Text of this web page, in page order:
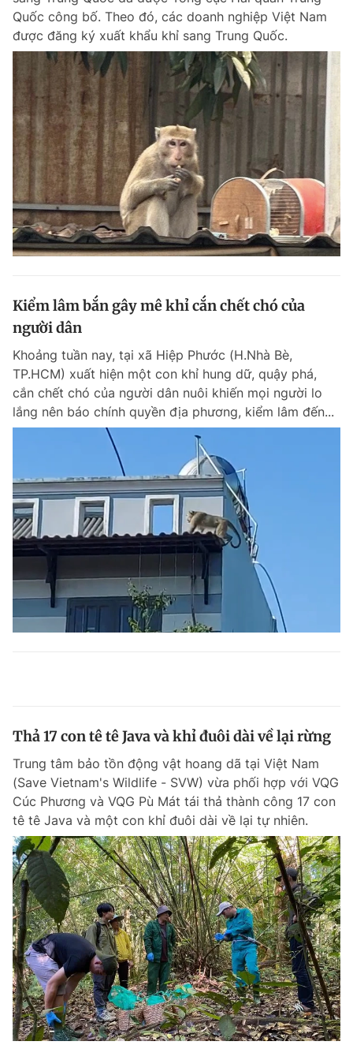
Quốc công bố. Theo đó, các doanh nghiệp Việt Nam
được đăng ký xuất khẩu khỉ sang Trung Quốc.
Kiểm lâm bắn gây mê khỉ cắn chết chó của
người dân
Khoảng tuần nay, tại xã Hiệp Phước (H.Nhà Bè,
TP.HCM) xuất hiện một con khỉ hung dữ, quậy phá,
cắn chết chó của người dân nuôi khiến mọi người lo
lắng nên báo chính quyền địa phương, kiểm lâm đến...
Thả 17 con tê tê Java và khỉ đuôi dài về lại rừng
Trung tâm bảo tồn động vật hoang dã tại Việt Nam
(Save Vietnam's Wildlife - SVW) vừa phối hợp với VQG
Cúc Phương và VQG Pù Mát tái thả thành công 17 con
tê tê Java và một con khỉ đuôi dài về lại tự nhiên.